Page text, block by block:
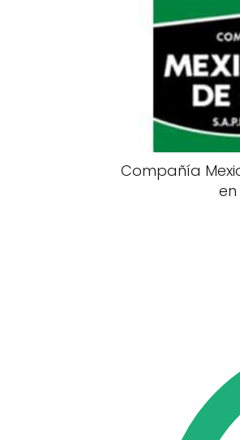
Compañía